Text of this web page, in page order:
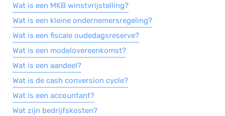
Wat is een MKB winstvrijstelling?
Wat is een kleine ondernemersregeling?
Wat is een fiscale oudedagsreserve?
Wat is een modelovereenkomst?
Wat is een aandeel?
Wat is de cash conversion cycle?
Wat is een accountant?
Wat zijn bedrijfskosten?